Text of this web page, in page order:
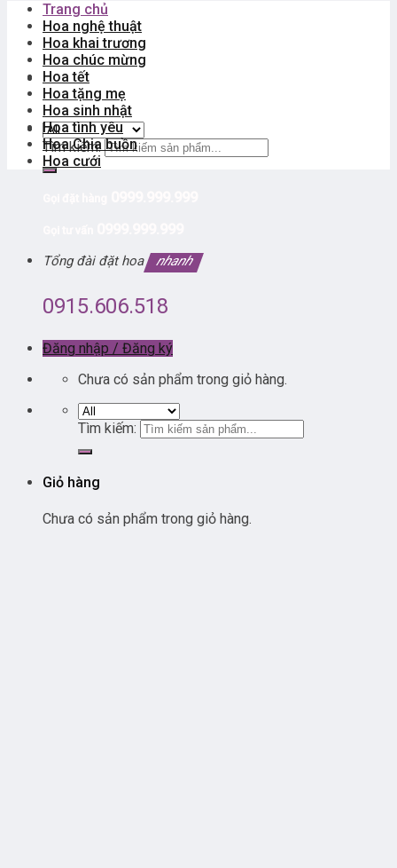
Tìm kiếm:
Tổng đài đặt hoa nhanh
0915.606.518
Đăng nhập / Đăng ký
Chưa có sản phẩm trong giỏ hàng.
Tìm kiếm:
Giỏ hàng
Chưa có sản phẩm trong giỏ hàng.
Trang chủ
Hoa nghệ thuật
Hoa khai trương
Hoa chúc mừng
Hoa tết
Hoa tặng mẹ
Hoa sinh nhật
Hoa tình yêu
Hoa Chia buồn
Hoa cưới